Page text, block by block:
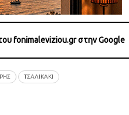
fonimaleviziou.gr στην Google
ΤΣΑΛΙΚΆΚΙ